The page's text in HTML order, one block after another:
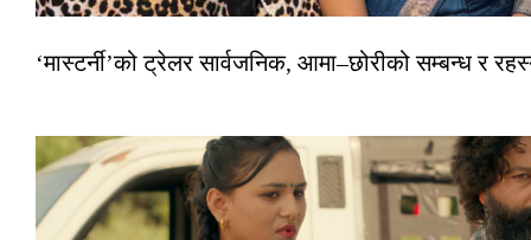
‘मास्टर्नी’को ट्रेलर सार्वजनिक, आमा–छोरीको सम्बन्ध र